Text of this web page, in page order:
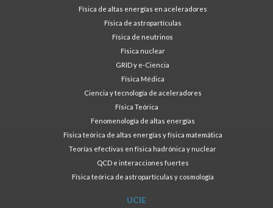
Física de altas energías en aceleradores
Física de astropartículas
Física de neutrinos
Física nuclear
GRID y e-Ciencia
Física Médica
Ciencia y tecnología de aceleradores
Física Teórica
Fenomenología de altas energías
Física teórica de altas energías y física matemática
Teorías efectivas en física hadrónica y nuclear
QCD e interacciones fuertes
Física teórica de astropartículas y cosmología
UCIE